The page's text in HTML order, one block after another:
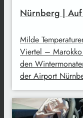
Nürnberg |
Milde
Viertel –
den
der Airport